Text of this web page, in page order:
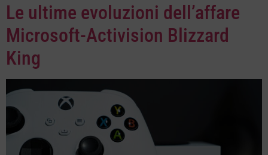
Le ultime evoluzioni dell’affare
Microsoft-Activision Blizzard
King